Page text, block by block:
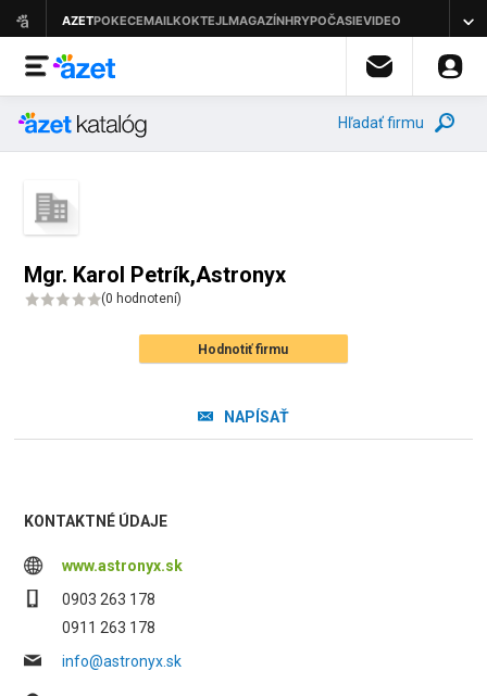
Hľadať firmu
Mgr. Karol Petrík,Astronyx
(0 hodnotení)
Hodnotiť firmu
NAPÍSAŤ
KONTAKTNÉ ÚDAJE
www.astronyx.sk
0903 263 178
0911 263 178
info@astronyx.sk